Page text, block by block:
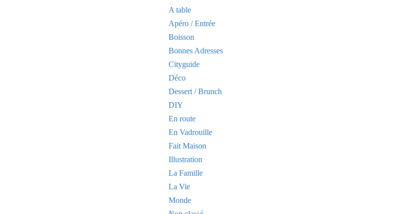
A table
Apéro / Entrée
Boisson
Bonnes Adresses
Cityguide
Déco
Dessert / Brunch
DIY
En route
En Vadrouille
Fait Maison
Illustration
La Famille
La Vie
Monde